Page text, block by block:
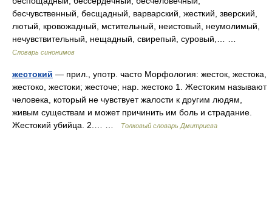
бесчувственный, бесщадный, варварский, жесткий, зверский,
лютый, кровожадный, мстительный, неистовый, неумолимый,
нечувствительный, нещадный, свирепый, суровый,… …
Словарь синонимов
жестокий — прил., употр. часто Морфология: жесток, жестока,
жестоко, жестоки; жесточе; нар. жестоко 1. Жестоким называют
человека, который не чувствует жалости к другим людям,
живым существам и может причинить им боль и страдание.
Жестокий убийца. 2.… …
Толковый словарь Дмитриева